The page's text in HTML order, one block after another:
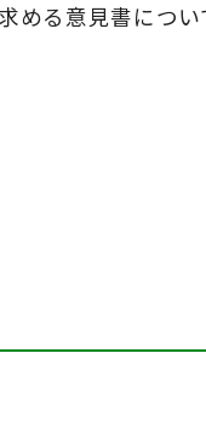
める意見書につい